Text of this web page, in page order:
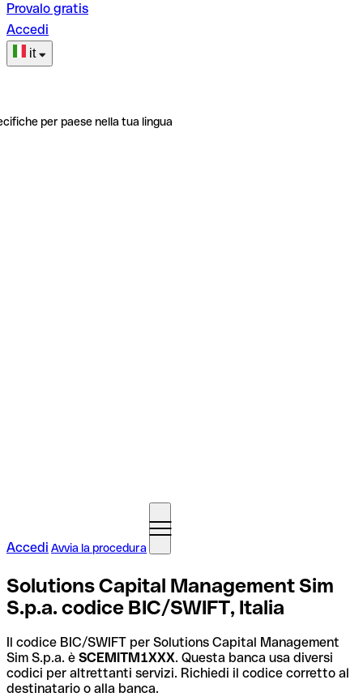
Provalo gratis
Accedi
it
per paese nella tua lingua
Accedi Avvia la procedura
Solutions Capital Management Sim
S.p.a. codice BIC/SWIFT, Italia
Il codice BIC/SWIFT per Solutions Capital Management
Sim S.p.a. è SCEMITM1XXX. Questa banca usa diversi
codici per altrettanti servizi. Richiedi il codice corretto al
destinatario o alla banca.